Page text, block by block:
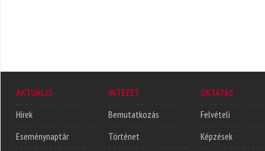
AKTUÁLIS
Hírek
Eseménynaptár
INTÉZET
Bemutatkozás
Történet
OKTATÁS
Felvételi
Képzések